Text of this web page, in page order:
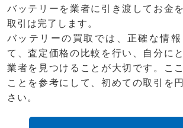
バッテリーを業者に引き渡してお金
取引は完了します。
バッテリーの買取では、正確な情
て、査定価格の比較を行い、自分に
業者を見つけることが大切です。こ
ことを参考にして、初めての取引を
さい。